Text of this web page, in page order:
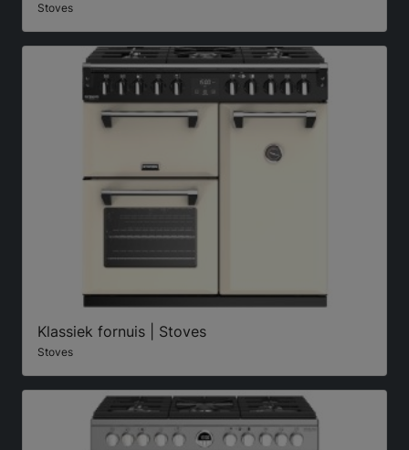
Stoves
Klassiek fornuis | Stoves
Stoves